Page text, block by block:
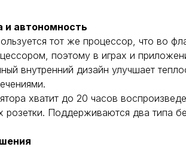
и автономность
тот же процессор, что во
поэтому в играх и
внутренний дизайн улучшает
хватит до 20 часов
розетки. Поддерживаются два типа